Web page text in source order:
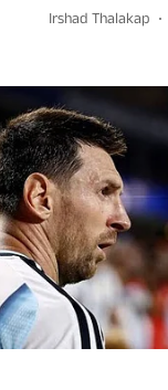
Irshad Thalakap